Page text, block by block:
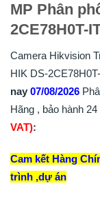
MP Phân
2CE78H0T-
Camera Hikvision
HIK DS-
nay 07/08/2026
Hãng , bảo hành 24
VAT):
Cam kết Hàng
trình ,dự án